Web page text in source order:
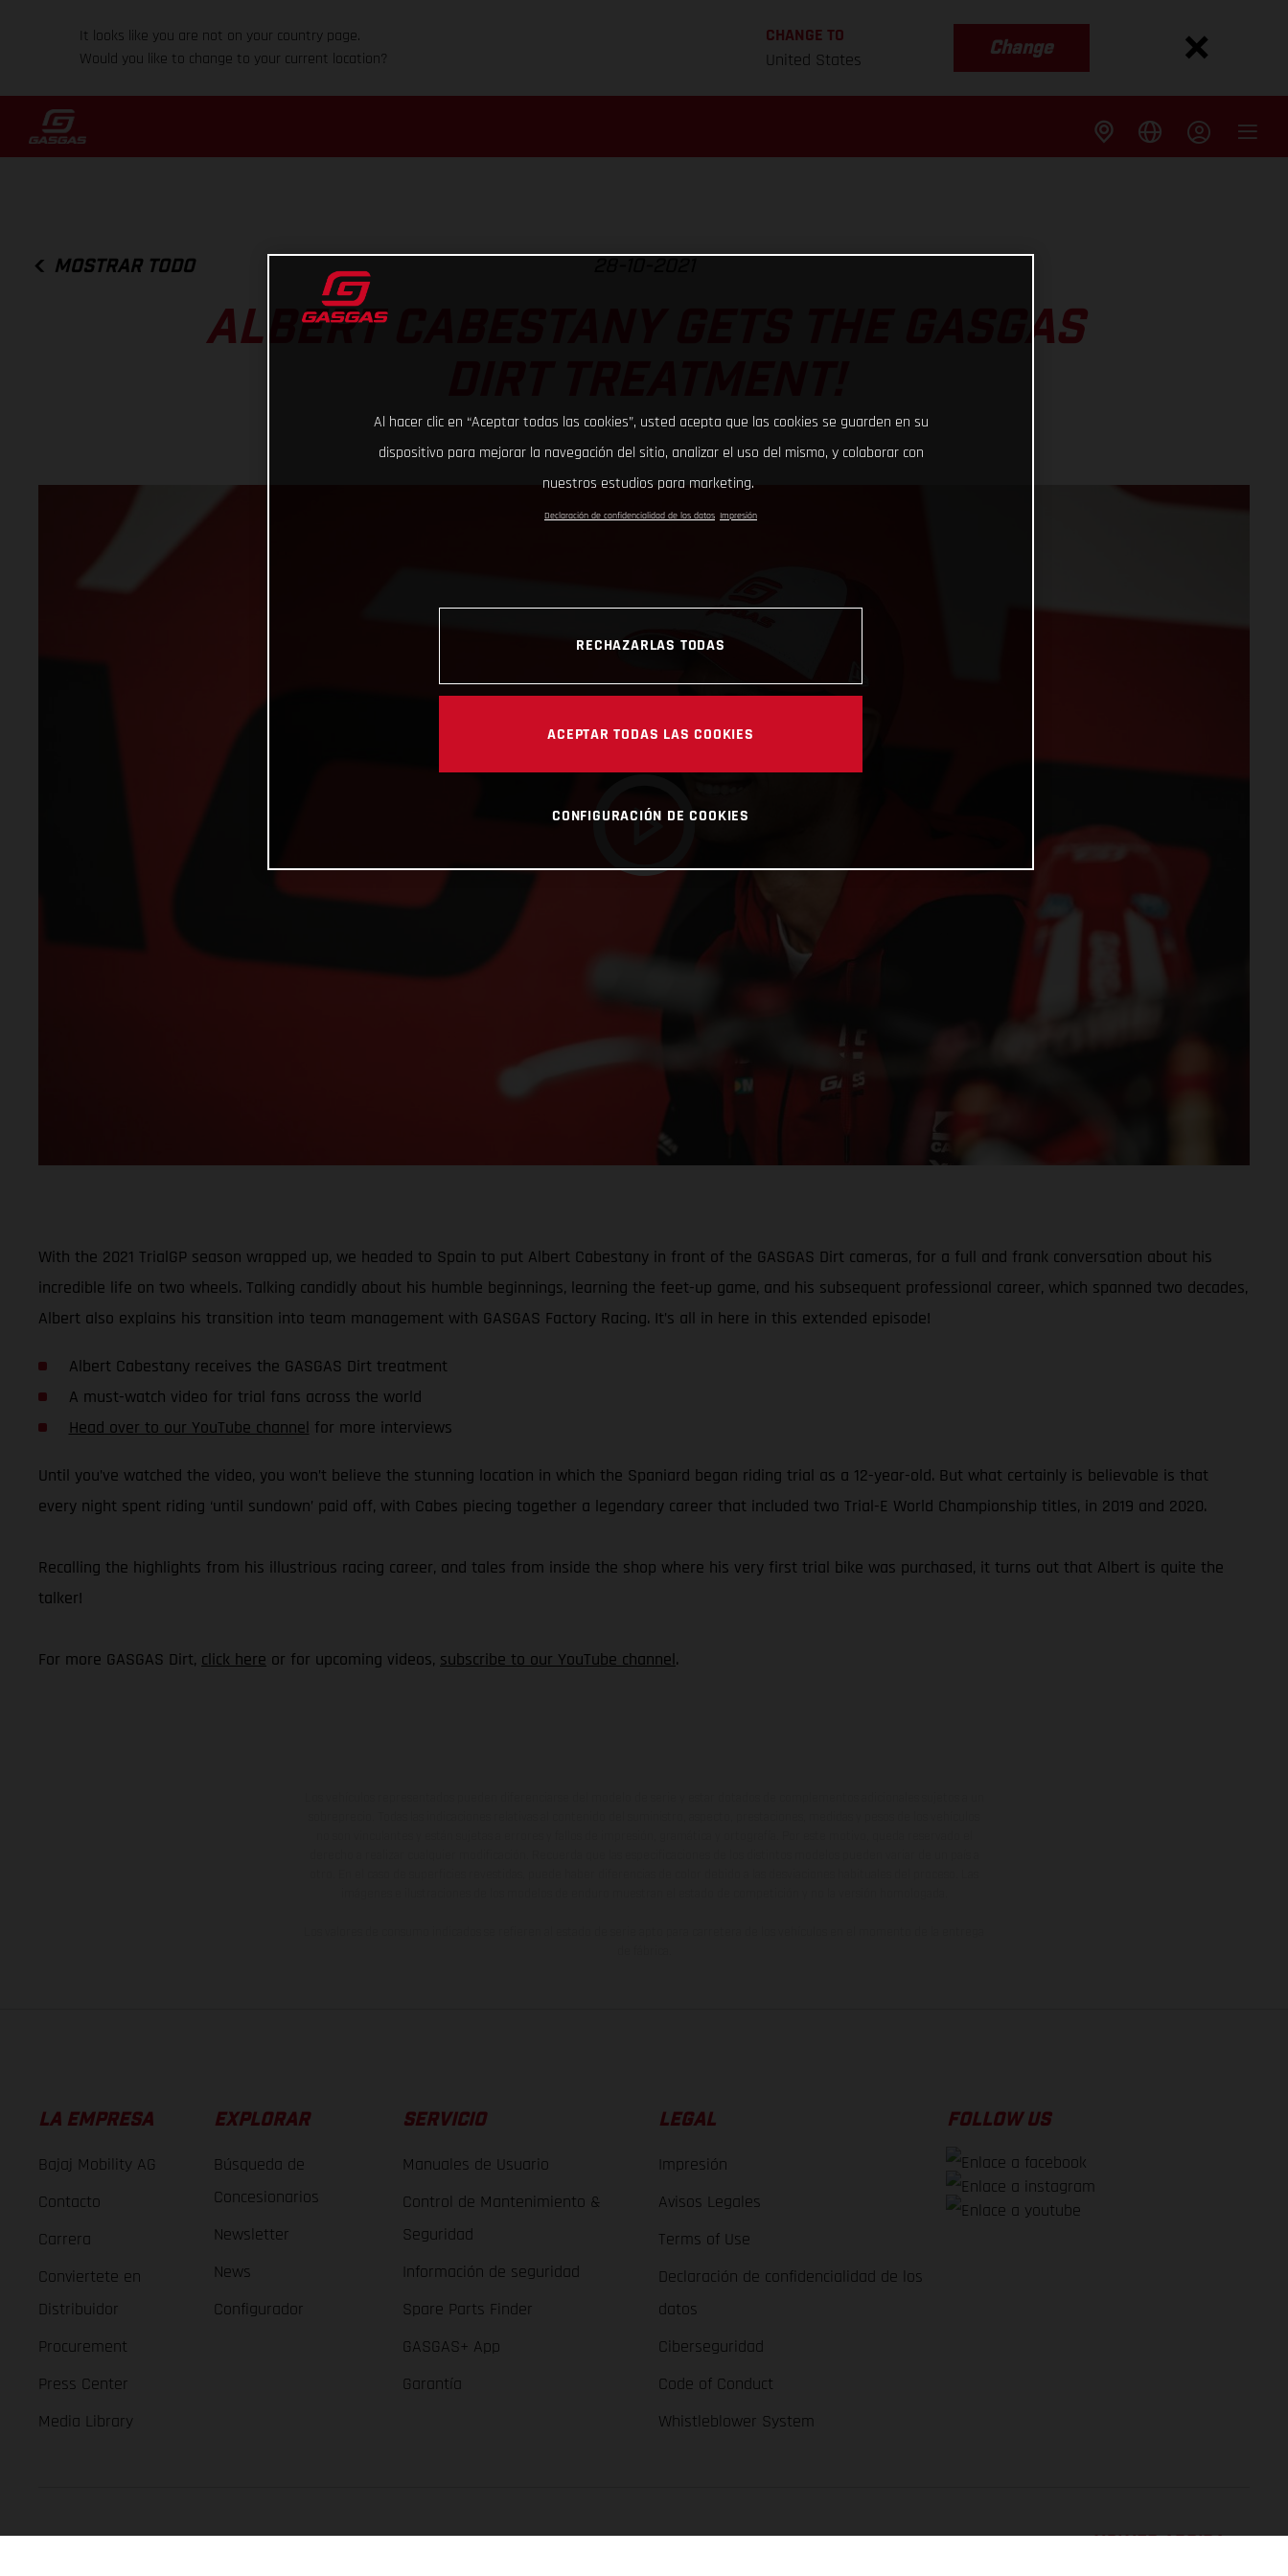
It looks like you are not on your country page.
Would you like to change to your current location?
CHANGE TO
United States
Change
MOSTRAR TODO
ALBERT CABESTANY GETS THE GASGAS
With the 2021 TrialGP season wrapped up, we headed to Spain to put Albert Cabestany in front of the GASGAS Dirt cameras, for a full and frank conversation about his
incredible life on two wheels. Talking candidly about his humble beginnings, learning the feet-up game, and his subsequent professional career, which spanned two decades,
Albert also explains his transition into team management with GASGAS Factory Racing. It’s all in here in this extended episode!
Albert Cabestany receives the GASGAS Dirt treatment
A must-watch video for trial fans across the world
Head over to our YouTube channel for more interviews
Until you’ve watched the video, you won’t believe the stunning location in which the Spaniard began riding trial as a 12-year-old. But what certainly is believable is that
every night spent riding ‘until sundown’ paid off, with Cabes piecing together a legendary career that included two Trial-E World Championship titles, in 2019 and 2020.
Recalling the highlights from his illustrious racing career, and tales from inside the shop where his very first trial bike was purchased, it turns out that Albert is quite the
talker!
For more GASGAS Dirt, click here or for upcoming videos, subscribe to our YouTube channel.
LA EMPRESA
Bajaj Mobility AG
Contacto
Carrera
Conviertete en
Distribuidor
Procurement
Press Center
Media Library
EXPLORAR
Búsqueda de
Concesionarios
Newsletter
News
Configurador
SERVICIO
Manuales de Usuario
Control de Mantenimiento &
Seguridad
Información de seguridad
Spare Parts Finder
GASGAS+ App
Garantía
LEGAL
Impresión
Avisos Legales
Terms of Use
Declaración de confidencialidad de los
datos
Ciberseguridad
Code of Conduct
Whistleblower System
FOLLOW US
Al hacer clic en “Aceptar todas las cookies”, usted acepta que las cookies se guarden en su
dispositivo para mejorar la navegación del sitio, analizar el uso del mismo, y colaborar con
nuestros estudios para marketing.
Declaración de confidencialidad de los datos Impresión
RECHAZARLAS TODAS
ACEPTAR TODAS LAS COOKIES
CONFIGURACIÓN DE COOKIES